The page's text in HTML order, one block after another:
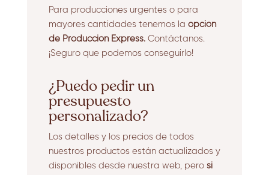
Para producciones urgentes o para
mayores cantidades tenemos la opción
de Producción Express.Contáctanos.
¡Seguro que podemos conseguirlo!
¿Puedo pedir un
presupuesto
personalizado?
Los detalles y los precios de todos
nuestros productos están actualizados y
disponibles desde nuestra web, pero si